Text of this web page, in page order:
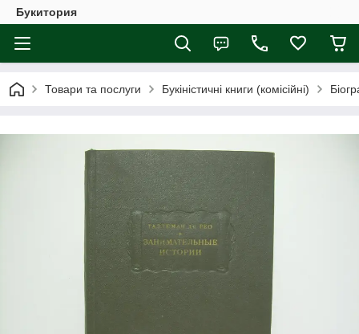
Букитория
Товари та послуги Букіністичні книги (комісійні)